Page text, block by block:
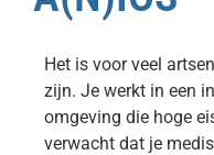
Het is voor veel
zijn. Je werkt in een
omgeving die hoge
verwacht dat je